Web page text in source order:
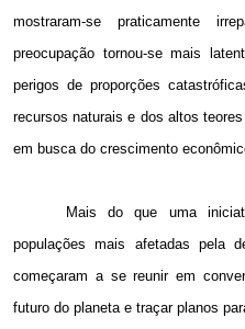
mostraram-se praticamente
preocupação tornou-se mais
perigos de proporções
recursos naturais e dos altos
em busca do crescimento
Mais do que uma
populações mais afetadas pela
começaram a se reunir em
futuro do planeta e traçar planos